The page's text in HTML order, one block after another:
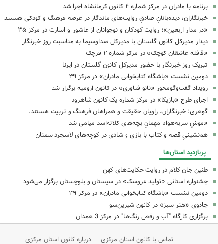
برنامه با مادران در مرکز شماره ۴ کانون کرمانشاه اجرا شد
خبرنگاران، دیده‌بانانِ صادقِ روایت‌های ماندگار در عرصه فرهنگ و کودکی هستند
«در مدار اربعین»؛ روایت کودکان و نوجوانان از عاشورا و اسارت در مرکز ۳۵
دیدار مدیرکل کانون گلستان با مدیرکل صداوسیما به مناسبت روز خبرنگار
«قافله عاشقان کوچک» در مرکز شماره ۲ قرچک
تبریک روز خبرنگار با حضور مدیرکل کانون گلستان در ایرنا
دومین نشست «باشگاه کتابخوانی مادران» در مرکز ۳۹
رویداد گفت‌وگومحور «نانو فناوری» در کانون ارومیه برگزار شد
اجرای طرح «بازیکا» در مرکز شماره یک کانون شاهرود
گوهری: خبرنگاران، راویان حقیقت و همراهان فرهنگ و تربیت هستند.
«موشِ سربه‌هوا» مهمانِ بچه‌های کلاته‌اسد میامی شد
هم‌نشینیِ قصه و کتاب با بازی و شادی در کوچه‌های لاسجرد سمنان
پربازدید استان‌ها
طنین جان کلام در روایت حکایت‌های کهن
جشنواره استانی «تولید عروسک» در سیستان و بلوچستان برگزار می‌شود
دومین نشست «باشگاه کتابخوانی مادران» در مرکز ۳۹
جادوی «هنر سبز» در کانون شیرین‌سو
برگزاری کارگاه "آب و رقص رنگ‌ها" در مرکز 3 همدان
تماس با کانون استان مرکزی درباره کانون استان مرکزی